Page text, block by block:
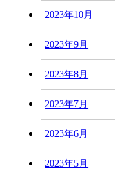
2023年10月
2023年9月
2023年8月
2023年7月
2023年6月
2023年5月